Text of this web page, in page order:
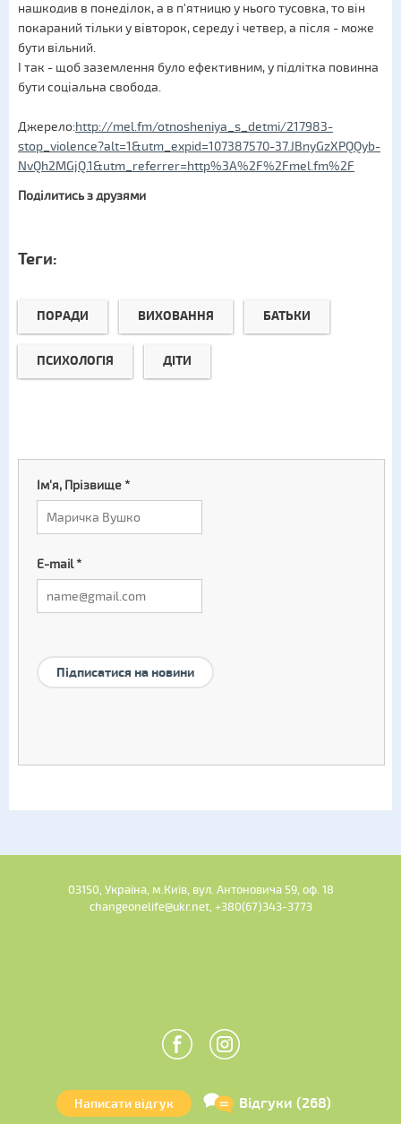
нашкодив в понеділок, а в п'ятницю у нього тусовка, то він
покараний тільки у вівторок, середу і четвер, а після - може
бути вільний.
І так - щоб заземлення було ефективним, у підлітка повинна
бути соціальна свобода.
Джерело:http://mel.fm/otnosheniya_s_detmi/217983-
stop_violence?alt=1&utm_expid=107387570-37.JBnyGzXPQQyb-
NvQh2MGjQ.1&utm_referrer=http%3A%2F%2Fmel.fm%2F
Поділитись з друзями
Теги:
ПОРАДИ ВИХОВАННЯ БАТЬКИ
ПСИХОЛОГІЯ ДІТИ
Ім'я, Прізвище*
E-mail*
Підписатися на новини
03150, Україна, м.Київ, вул. Антоновича 59, оф. 18
changeonelife@ukr.net, +380(67)343-3773
Написати відгук Відгуки (268)